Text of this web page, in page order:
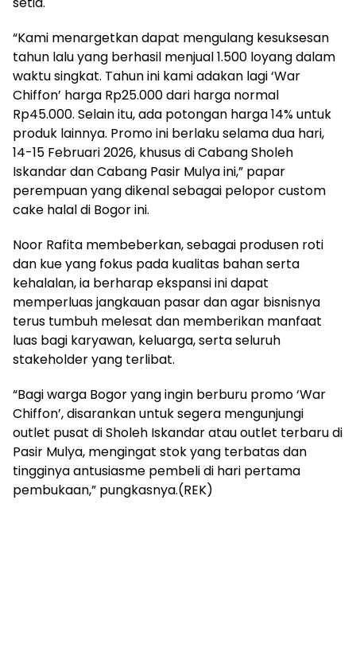
“Kami menargetkan dapat mengulang kesuksesan
tahun lalu yang berhasil menjual 1.500 loyang dalam
waktu singkat. Tahun ini kami adakan lagi ‘War
Chiffon’ harga Rp25.000 dari harga normal
Rp45.000. Selain itu, ada potongan harga 14% untuk
produk lainnya. Promo ini berlaku selama dua hari,
14-15 Februari 2026, khusus di Cabang Sholeh
Iskandar dan Cabang Pasir Mulya ini,” papar ​
perempuan yang dikenal sebagai pelopor custom
cake halal di Bogor ini.
Noor Rafita membeberkan, sebagai produsen roti
dan kue yang fokus pada kualitas bahan serta
kehalalan, ia berharap ekspansi ini dapat
memperluas jangkauan pasar dan agar bisnisnya
terus tumbuh melesat dan memberikan manfaat
luas bagi karyawan, keluarga, serta seluruh
stakeholder yang terlibat.
“Bagi warga Bogor yang ingin berburu promo ‘War
Chiffon’, disarankan untuk segera mengunjungi
outlet pusat di Sholeh Iskandar atau outlet terbaru di
Pasir Mulya, mengingat stok yang terbatas dan
tingginya antusiasme pembeli di hari pertama
pembukaan,” pungkasnya.(REK)